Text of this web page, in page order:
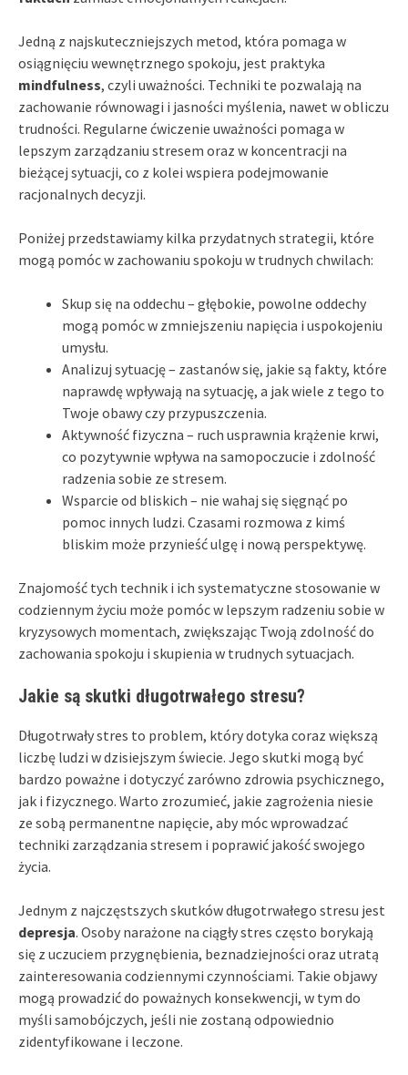
Jedną z najskuteczniejszych metod, która pomaga w
osiągnięciu wewnętrznego spokoju, jest praktyka
mindfulness, czyli uważności. Techniki te pozwalają na
zachowanie równowagi i jasności myślenia, nawet w obliczu
trudności. Regularne ćwiczenie uważności pomaga w
lepszym zarządzaniu stresem oraz w koncentracji na
bieżącej sytuacji, co z kolei wspiera podejmowanie
racjonalnych decyzji.
Poniżej przedstawiamy kilka przydatnych strategii, które
mogą pomóc w zachowaniu spokoju w trudnych chwilach:
Skup się na oddechu – głębokie, powolne oddechy
mogą pomóc w zmniejszeniu napięcia i uspokojeniu
umysłu.
Analizuj sytuację – zastanów się, jakie są fakty, które
naprawdę wpływają na sytuację, a jak wiele z tego to
Twoje obawy czy przypuszczenia.
Aktywność fizyczna – ruch usprawnia krążenie krwi,
co pozytywnie wpływa na samopoczucie i zdolność
radzenia sobie ze stresem.
Wsparcie od bliskich – nie wahaj się sięgnąć po
pomoc innych ludzi. Czasami rozmowa z kimś
bliskim może przynieść ulgę i nową perspektywę.
Znajomość tych technik i ich systematyczne stosowanie w
codziennym życiu może pomóc w lepszym radzeniu sobie w
kryzysowych momentach, zwiększając Twoją zdolność do
zachowania spokoju i skupienia w trudnych sytuacjach.
Jakie są skutki długotrwałego stresu?
Długotrwały stres to problem, który dotyka coraz większą
liczbę ludzi w dzisiejszym świecie. Jego skutki mogą być
bardzo poważne i dotyczyć zarówno zdrowia psychicznego,
jak i fizycznego. Warto zrozumieć, jakie zagrożenia niesie
ze sobą permanentne napięcie, aby móc wprowadzać
techniki zarządzania stresem i poprawić jakość swojego
życia.
Jednym z najczęstszych skutków długotrwałego stresu jest
depresja. Osoby narażone na ciągły stres często borykają
się z uczuciem przygnębienia, beznadziejności oraz utratą
zainteresowania codziennymi czynnościami. Takie objawy
mogą prowadzić do poważnych konsekwencji, w tym do
myśli samobójczych, jeśli nie zostaną odpowiednio
zidentyfikowane i leczone.